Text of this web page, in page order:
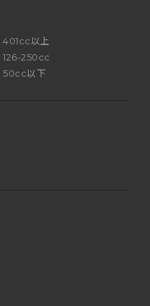
401cc以上
126-250cc
50cc以下